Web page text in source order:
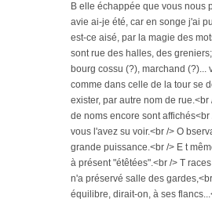
B elle échappée que vous nous
avie ai-je été, car en songe j'ai
est-ce aisé, par la magie des
sont rue des halles, des
bourg cossu (?), marchand (?)...
comme dans celle de la tour se
exister, par autre nom de
de noms encore sont
vous l'avez su voir.<br /> O
grande puissance.<br /> E t
à présent "étêtées".<br /> T
n'a préservé salle des
équilibre, dirait-on, à ses